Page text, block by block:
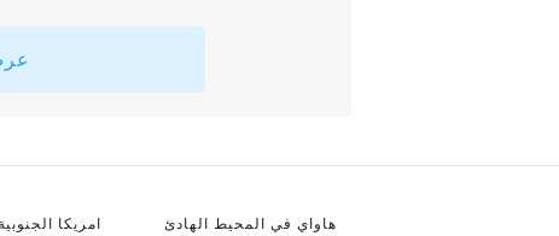
امريكا الجنوبية هاواي في المحيط الهادئ